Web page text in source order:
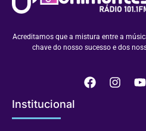
Acreditamos que a mistura entre a
chave do nosso sucesso e dos
Institucional